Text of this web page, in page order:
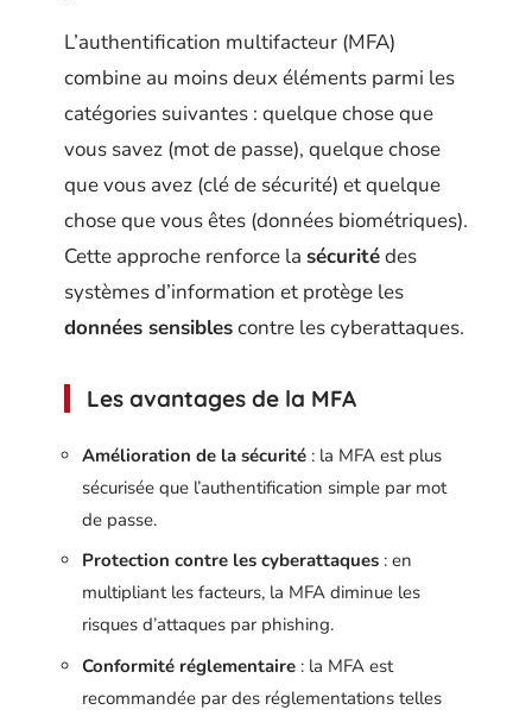
L’authentification multifacteur (MFA)
combine au moins deux éléments parmi les
catégories suivantes : quelque chose que
vous savez (mot de passe), quelque chose
que vous avez (clé de sécurité) et quelque
chose que vous êtes (données biométriques).
Cette approche renforce la sécuritédes
systèmes d’information et protège les
données sensiblescontre les cyberattaques.
Les avantages de la MFA
Amélioration de la sécurité : la MFA est plus
sécurisée que l’authentification simple par mot
de passe.
Protection contre les cyberattaques : en
multipliant les facteurs, la MFA diminue les
risques d’attaques par phishing.
Conformité réglementaire : la MFA est
recommandée par des réglementations telles